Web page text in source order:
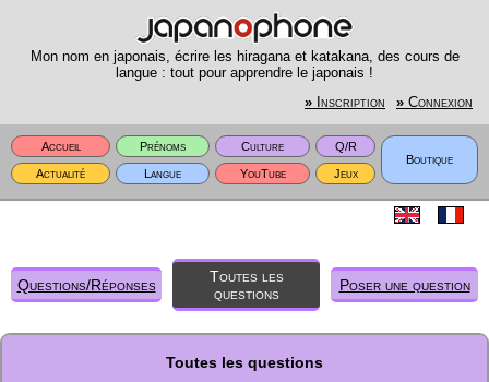
Mon nom en japonais, écrire les hiragana et katakana, des cours de
langue : tout pour apprendre le japonais !
» Inscription » Connexion
Accueil Prénoms Culture
Q/R
Boutique
Actualité
Langue YouTube Jeux
Questions/Réponses
Toutes les
questions
Poser une question
Toutes les questions